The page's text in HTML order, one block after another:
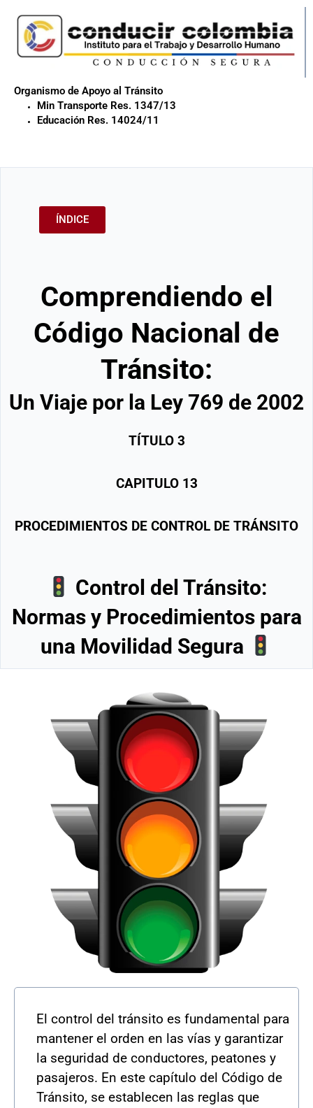
Organismo de Apoyo al Tránsito
Min Transporte Res. 1347/13
Educación Res. 14024/11
ÍNDICE
Comprendiendo el
Código Nacional de
Tránsito:
Un Viaje por la Ley 769 de 2002
TÍTULO 3
CAPITULO 13
PROCEDIMIENTOS DE CONTROL DE TRÁNSITO
Control del Tránsito:
Normas y Procedimientos para
una Movilidad Segura
El control del tránsito es fundamental para
mantener el orden en las vías y garantizar
la seguridad de conductores, peatones y
pasajeros. En este capítulo del Código de
Tránsito, se establecen las reglas que